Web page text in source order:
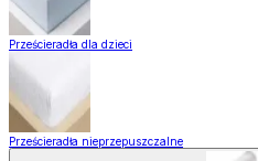
Prześcieradła dla dzieci
Prześcieradła nieprzepuszczalne